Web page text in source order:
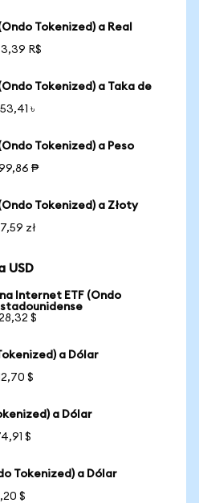
Tokenized) a Real
R$
Tokenized) a Taka de
৳
Tokenized) a Peso
₱
Tokenized) a Złoty
zł
USD
Internet ETF (Ondo
$
a Dólar
$
a Dólar
$
Tokenized) a Dólar
$